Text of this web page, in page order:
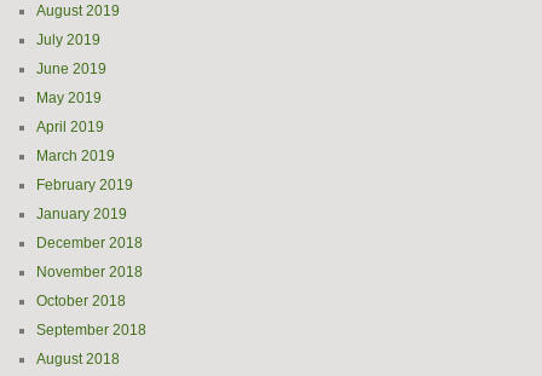
August 2019
July 2019
June 2019
May 2019
April 2019
March 2019
February 2019
January 2019
December 2018
November 2018
October 2018
September 2018
August 2018